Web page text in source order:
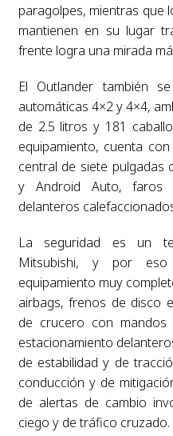
paragolpes, mientras que
mantienen en su lugar
frente logra una mirada
El Outlander también
automáticas 4×2 y 4×4,
de 2.5 litros y 181
equipamiento, cuenta
central de siete pulgadas
y Android Auto, faros
delanteros
La seguridad es un
Mitsubishi, y por
equipamiento muy
airbags, frenos de disco
de crucero con
estacionamiento
de estabilidad y de
conducción y de
de alertas de cambio
ciego y de tráfico cruzado.